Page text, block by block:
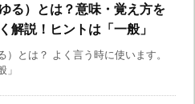
る）とは？意味・覚え方を
解説！ヒントは「一般」
）とは？ よく言う時に使います。
」